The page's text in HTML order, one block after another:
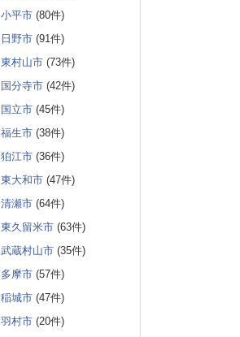
小平市 (80件)
日野市 (91件)
東村山市 (73件)
国分寺市 (42件)
国立市 (45件)
福生市 (38件)
狛江市 (36件)
東大和市 (47件)
清瀬市 (64件)
東久留米市 (63件)
武蔵村山市 (35件)
多摩市 (57件)
稲城市 (47件)
羽村市 (20件)